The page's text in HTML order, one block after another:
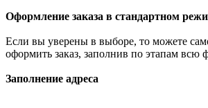
Оформление заказа в стандартном
Если вы уверены в выборе, то можете
оформить заказ, заполнив по этапам всю
Заполнение адреса